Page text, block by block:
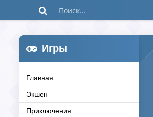
Игры
Главная
Экшен
Приключения